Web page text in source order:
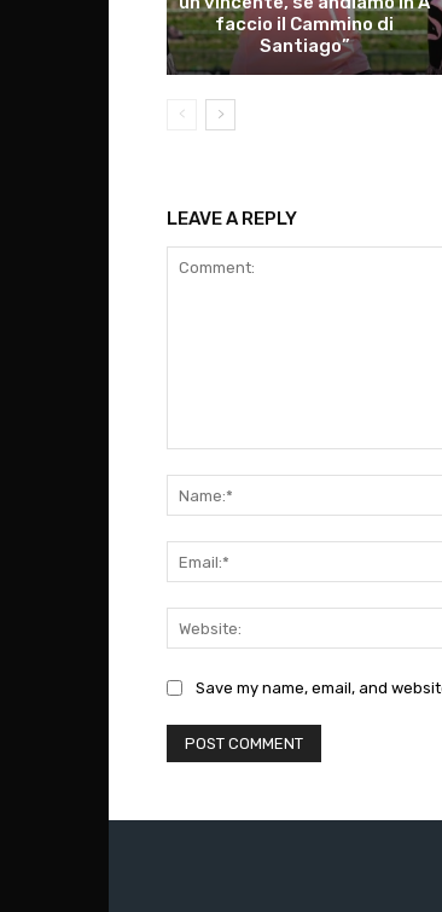
faccio il Cammino di
Santiago”
LEAVE A REPLY
Save my name, email, and